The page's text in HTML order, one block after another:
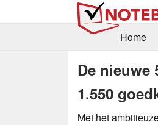
Home
De nieuwe
1.550
Met het